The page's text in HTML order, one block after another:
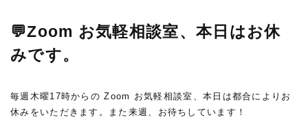
💬Zoom お気軽相談室、本日はお休
みです。
毎週木曜17時からの Zoom お気軽相談室、本日は都合によりお
休みをいただきます。また来週、お待ちしています！